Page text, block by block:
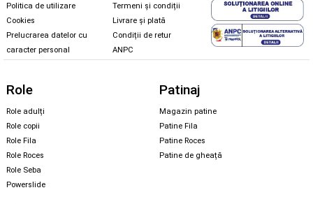
Politica de utilizare
Cookies
Prelucrarea datelor cu
caracter personal
Termeni și condiții
Livrare și plată
Condiții de retur
ANPC
Role
Role adulți
Role copii
Role Fila
Role Roces
Role Seba
Powerslide
Patinaj
Magazin patine
Patine Fila
Patine Roces
Patine de gheață